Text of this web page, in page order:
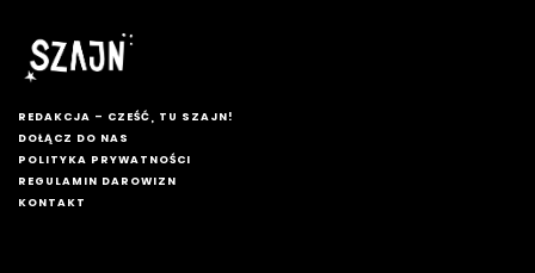
REDAKCJA – CZEŚĆ, TU SZAJN!
DOŁĄCZ DO NAS
POLITYKA PRYWATNOŚCI
REGULAMIN DAROWIZN
KONTAKT